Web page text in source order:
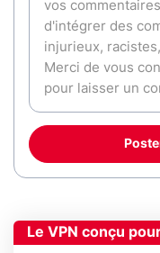
Le VPN conçu